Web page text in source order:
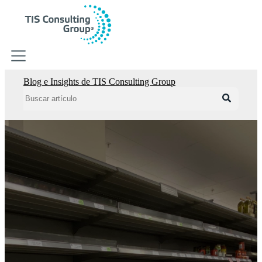
Estrategia digital
Estrategia digital
HubSpot CRM
Growth Marketing
Gestión de ventas
Consultoria Empresarial
Consultoria Empresarial
Desarrollo de software
Integración de servicios en la nube
Mejora en la cadena de suministro
Analítica para negocios
Blog e Insights de TIS Consulting Group